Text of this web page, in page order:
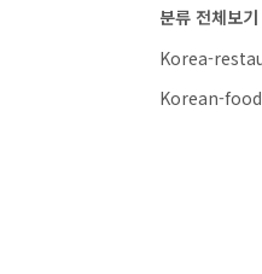
분류 전체보기
Korea-
Korean-